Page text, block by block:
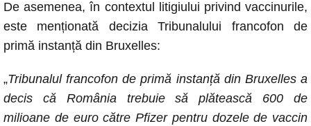
De asemenea, în contextul litigiului privind vaccinurile,
este menționată decizia Tribunalului francofon de
primă instanță din Bruxelles:
„Tribunalul francofon de primă instanță din Bruxelles a
decis că România trebuie să plătească 600 de
milioane de euro către Pfizer pentru dozele de vaccin